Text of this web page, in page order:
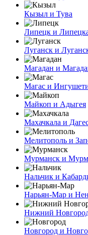
Кызыл и Тува
Липецк и
Луганск и
Магадан и
Магас и
Майкоп и Адыгея
Махачкала и
Мелитополь и
Мурманск и
Нальчик и
Нарьян-Мар и
Нижний Новгород
Новгород и